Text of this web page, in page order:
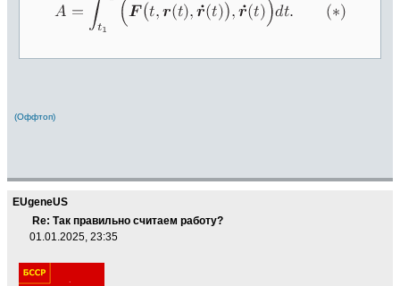
(Оффтоп)
EUgeneUS
Re: Так правильно считаем работу?
01.01.2025, 23:35